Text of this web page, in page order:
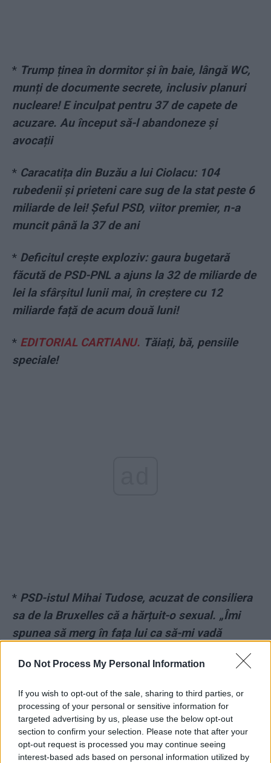
Do Not Process My Personal Information
If you wish to opt-out of the sale, sharing to third parties, or
processing of your personal or sensitive information for
targeted advertising by us, please use the below opt-out
section to confirm your selection. Please note that after your
opt-out request is processed you may continue seeing
interest-based ads based on personal information utilized by
* Trump ținea în dormitor și în baie, lângă WC,
munți de documente secrete, inclusiv planuri
nucleare! E inculpat pentru 37 de capete de
acuzare. Au început să-l abandoneze și
avocații
* Caracatița din Buzău a lui Ciolacu: 104
rubedenii și prieteni care sug de la stat peste 6
miliarde de lei! Șeful PSD, viitor premier, n-a
muncit până la 37 de ani
* Deficitul crește exploziv: gaura bugetară
făcută de PSD-PNL a ajuns la 32 de miliarde de
lei la sfârșitul lunii mai, în creștere cu 12
miliarde față de acum două luni!
* EDITORIAL CARTIANU. Tăiați, bă, pensiile
speciale!
* PSD-istul Mihai Tudose, acuzat de consiliera
sa de la Bruxelles că a hărțuit-o sexual. „Îmi
spunea să merg în fața lui ca să-mi vadă
fundul. Vorbea vulgar, făcea aluzii: «Îmbracă-te
mai mult în fustă, știi că ai craci frumoși!»”
*AUDIO. „Mâine să nu vii la Parlament, jegule!
Îți rup chiloții de pârțar ce ești, mă, m…! Să ți-o
îndes!“ Deputatul Titi „Patru-Mâini“, dat afară
de AUR după ce s-a îmbătat și a sunat alți